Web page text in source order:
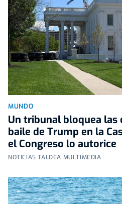
MUNDO
Un tribunal bloquea las
baile de Trump en la
el Congreso lo autorice
NOTICIAS TALDEA MULTIMEDIA